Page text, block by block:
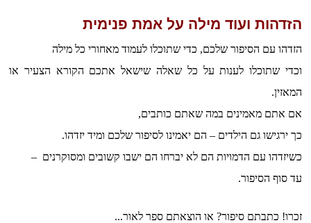
הזדהות ועוד מילה על אמת פנימית
הזדהו עם הסיפור שלכם, כדי שתוכלו לעמוד מאחורי כל מילה
וכדי שתוכלו לענות על כל שאלה שישאל אתכם הקורא הצעיר או
המאזין.
אם אתם מאמינים במה שאתם כותבים,
כך ירגישו גם הילדים – הם יאמינו לסיפור שלכם ומיד יזדהו.
כשיזדהו עם הדמויות הם לא יברחו הם ישבו קשובים ומסוקרנים –
עד סוף הסיפור.
זכרו! כתבתם סיפור? או הוצאתם ספר לאור...